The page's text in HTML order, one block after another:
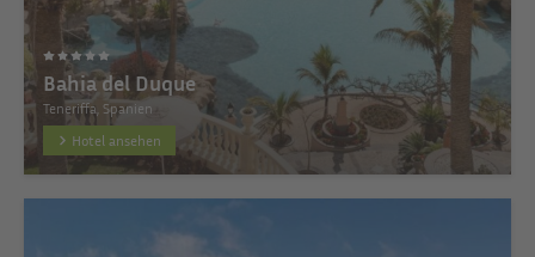
Bahia del Duque
Teneriffa, Spanien
Hotel ansehen